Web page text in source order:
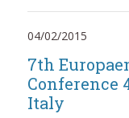
04/02/2015
7th
Conference
Italy